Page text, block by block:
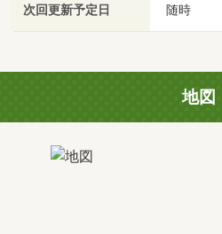
次回更新予定日 随時
地図